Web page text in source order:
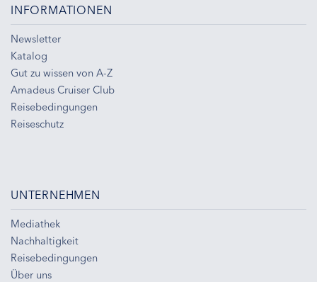
INFORMATIONEN
Newsletter
Katalog
Gut zu wissen von A-Z
Amadeus Cruiser Club
Reisebedingungen
Reiseschutz
UNTERNEHMEN
Mediathek
Nachhaltigkeit
Reisebedingungen
Über uns